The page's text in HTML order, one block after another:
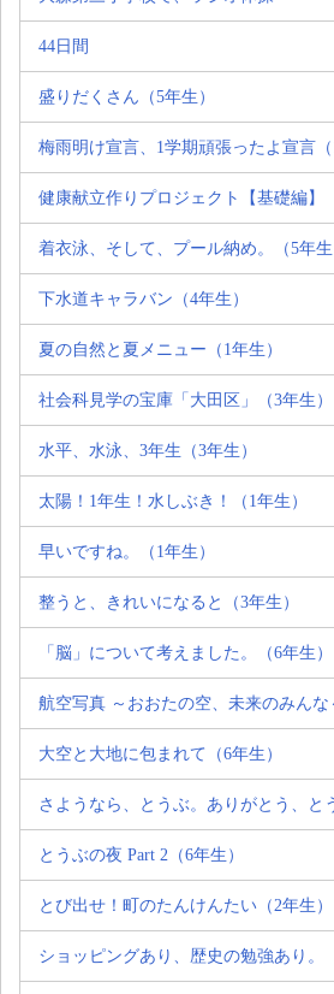
44日間
盛りだくさん（5年生）
梅雨明け宣言、1学期頑張ったよ宣言（
健康献立作りプロジェクト【基礎編】
着衣泳、そして、プール納め。（5年生
下水道キャラバン（4年生）
夏の自然と夏メニュー（1年生）
社会科見学の宝庫「大田区」（3年生）
水平、水泳、3年生（3年生）
太陽！1年生！水しぶき！（1年生）
早いですね。（1年生）
整うと、きれいになると（3年生）
「脳」について考えました。（6年生）
航空写真 ～おおたの空、未来のみんな
大空と大地に包まれて（6年生）
さようなら、とうぶ。ありがとう、と
とうぶの夜 Part 2（6年生）
とび出せ！町のたんけんたい（2年生）
ショッピングあり、歴史の勉強あり。